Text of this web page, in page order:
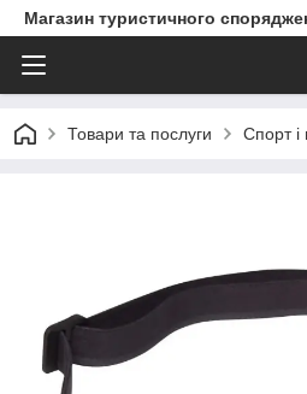
Магазин туристичного
Товари та послуги Спорт і